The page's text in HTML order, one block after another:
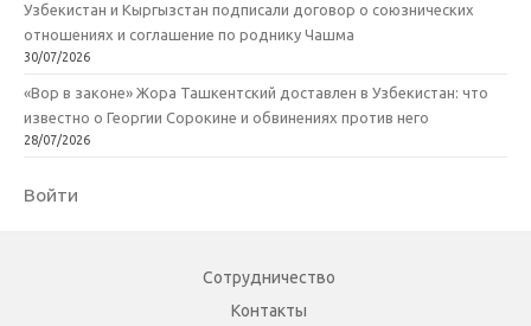
Узбекистан и Кыргызстан подписали договор о союзнических
отношениях и соглашение по роднику Чашма
30/07/2026
«Вор в законе» Жора Ташкентский доставлен в Узбекистан: что
известно о Георгии Сорокине и обвинениях против него
28/07/2026
Войти
Сотрудничество
Контакты